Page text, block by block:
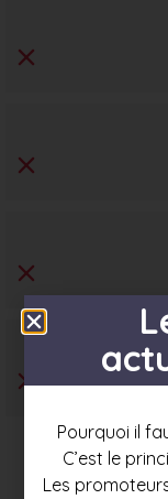
Pourquoi il
C’est le
Les